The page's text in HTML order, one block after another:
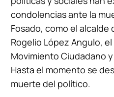
condolencias ante la
Fosado, como el alcalde
Rogelio López Angulo,
Movimiento Ciudadano
Hasta el momento se
muerte del político.